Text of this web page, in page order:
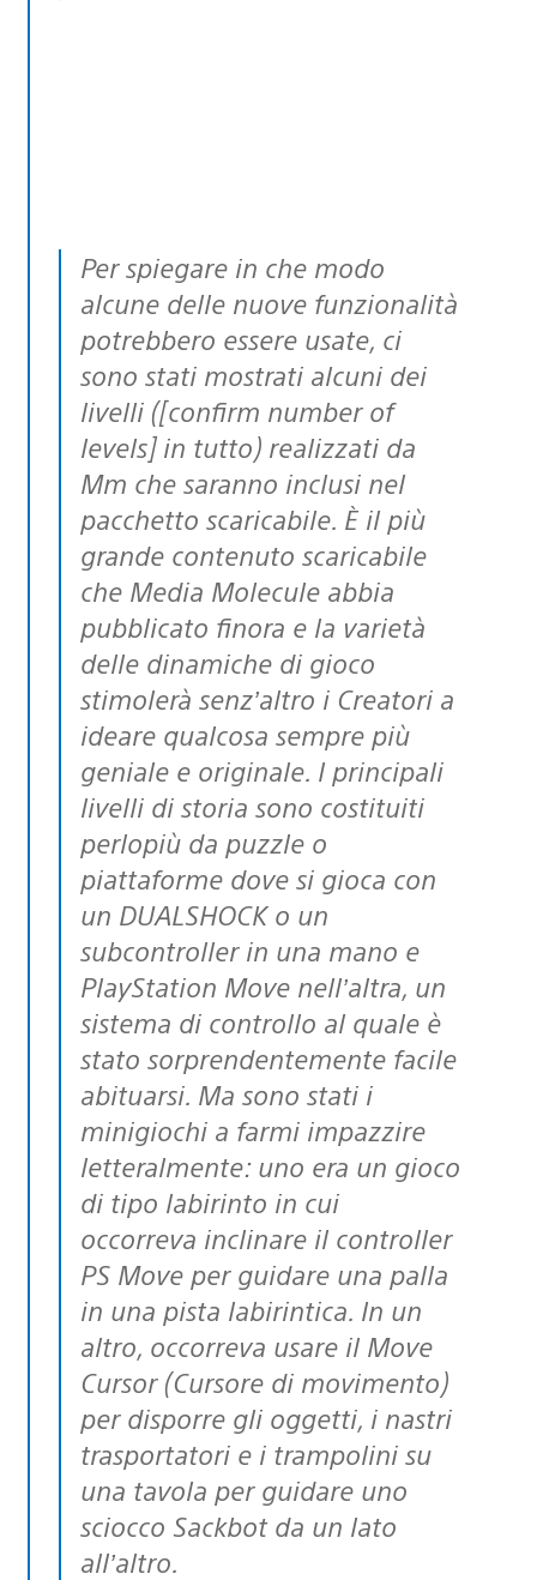
Per spiegare in che modo
alcune delle nuove funzionalità
potrebbero essere usate, ci
sono stati mostrati alcuni dei
livelli ([confirm number of
levels] in tutto) realizzati da
Mm che saranno inclusi nel
pacchetto scaricabile. È il più
grande contenuto scaricabile
che Media Molecule abbia
pubblicato finora e la varietà
delle dinamiche di gioco
stimolerà senz’altro i Creatori a
ideare qualcosa sempre più
geniale e originale. I principali
livelli di storia sono costituiti
perlopiù da puzzle o
piattaforme dove si gioca con
un DUALSHOCK o un
subcontroller in una mano e
PlayStation Move nell’altra, un
sistema di controllo al quale è
stato sorprendentemente facile
abituarsi. Ma sono stati i
minigiochi a farmi impazzire
letteralmente: uno era un gioco
di tipo labirinto in cui
occorreva inclinare il controller
PS Move per guidare una palla
in una pista labirintica. In un
altro, occorreva usare il Move
Cursor (Cursore di movimento)
per disporre gli oggetti, i nastri
trasportatori e i trampolini su
una tavola per guidare uno
sciocco Sackbot da un lato
all’altro.